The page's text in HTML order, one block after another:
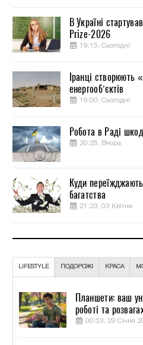
В Україні
Prize-2026
19:15, Сьогодні
Іранці створюють
енергооб’єктів
19:00, Сьогодні
Робота в Раді
20:25, Вчора
Куди
багатства
21:23, 03 Квітня
LIFESTYLE ПОДОРОЖІ КРАСА
Планшети: ваш
роботі та
00:53, 29 Січня